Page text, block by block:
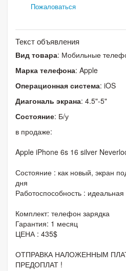
Пожаловаться
Текст объявления
Вид товара: Мобильные
Марка телефона: Apple
Операционная система: iOS
Диагональ экрана: 4.5"-5"
Состояние: Б/у
в продаже:
Apple iPhone 6s 16 silver
Состояние : как новый, экран
дня
Работоспособность : идеальная
Комплект: телефон зарядка
Гарантия: 1 месяц
ЦЕНА : 435$
ОТПРАВКА НАЛОЖЕННЫМ
ПРЕДОПЛАТ !